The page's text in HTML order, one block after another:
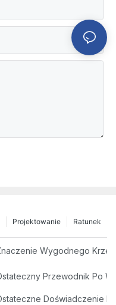
Ratunek
Projektowanie
Na Lotnisku Dla Wygody I
Wygodnego
W Chinach:
Przewodnik Po
Nowoczesne
Doświadczenie